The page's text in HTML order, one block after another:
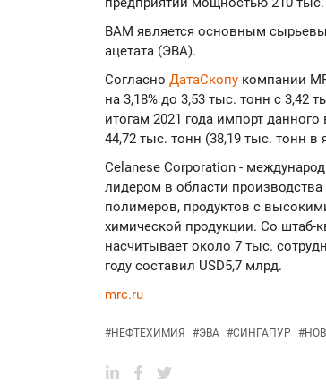
ВАМ является основным
ацетата (ЭВА).
Согласно ДатаСкопу компании
на 3,18% до 3,53 тыс. тонн с 3,42
итогам 2021 года импорт
44,72 тыс. тонн (38,19 тыс. тонн в
Celanese Corporation -
лидером в области производства
полимеров, продуктов с
химической продукции. Со штаб-
насчитывает около 7 тыс.
году составил USD5,7 млрд.
mrc.ru
#НЕФТЕХИМИЯ #ЭВА #СИНГАПУР #